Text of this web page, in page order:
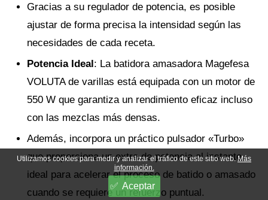
Gracias a su regulador de potencia, es posible
ajustar de forma precisa la intensidad según las
necesidades de cada receta.
Potencia Ideal: La batidora amasadora Magefesa
VOLUTA de varillas está equipada con un motor de
550 W que garantiza un rendimiento eficaz incluso
con las mezclas más densas.
Además, incorpora un práctico pulsador «Turbo»
que proporciona un extra de potencia al instante,
ideal para acelerar el proceso de batido o amasado
cuando se requiere un refuerzo puntual.
Utilizamos cookies para medir y analizar el tráfico de este sitio web.Más
información.
Aceptar